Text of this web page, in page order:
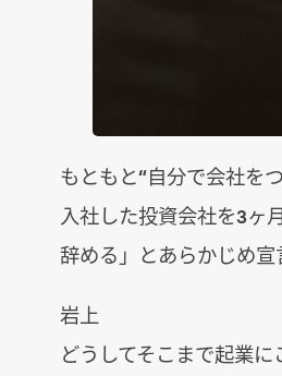
もともと“自分で会社を
入社した投資会社を3ヶ
辞める」とあらかじめ宣
岩上
どうしてそこまで起業